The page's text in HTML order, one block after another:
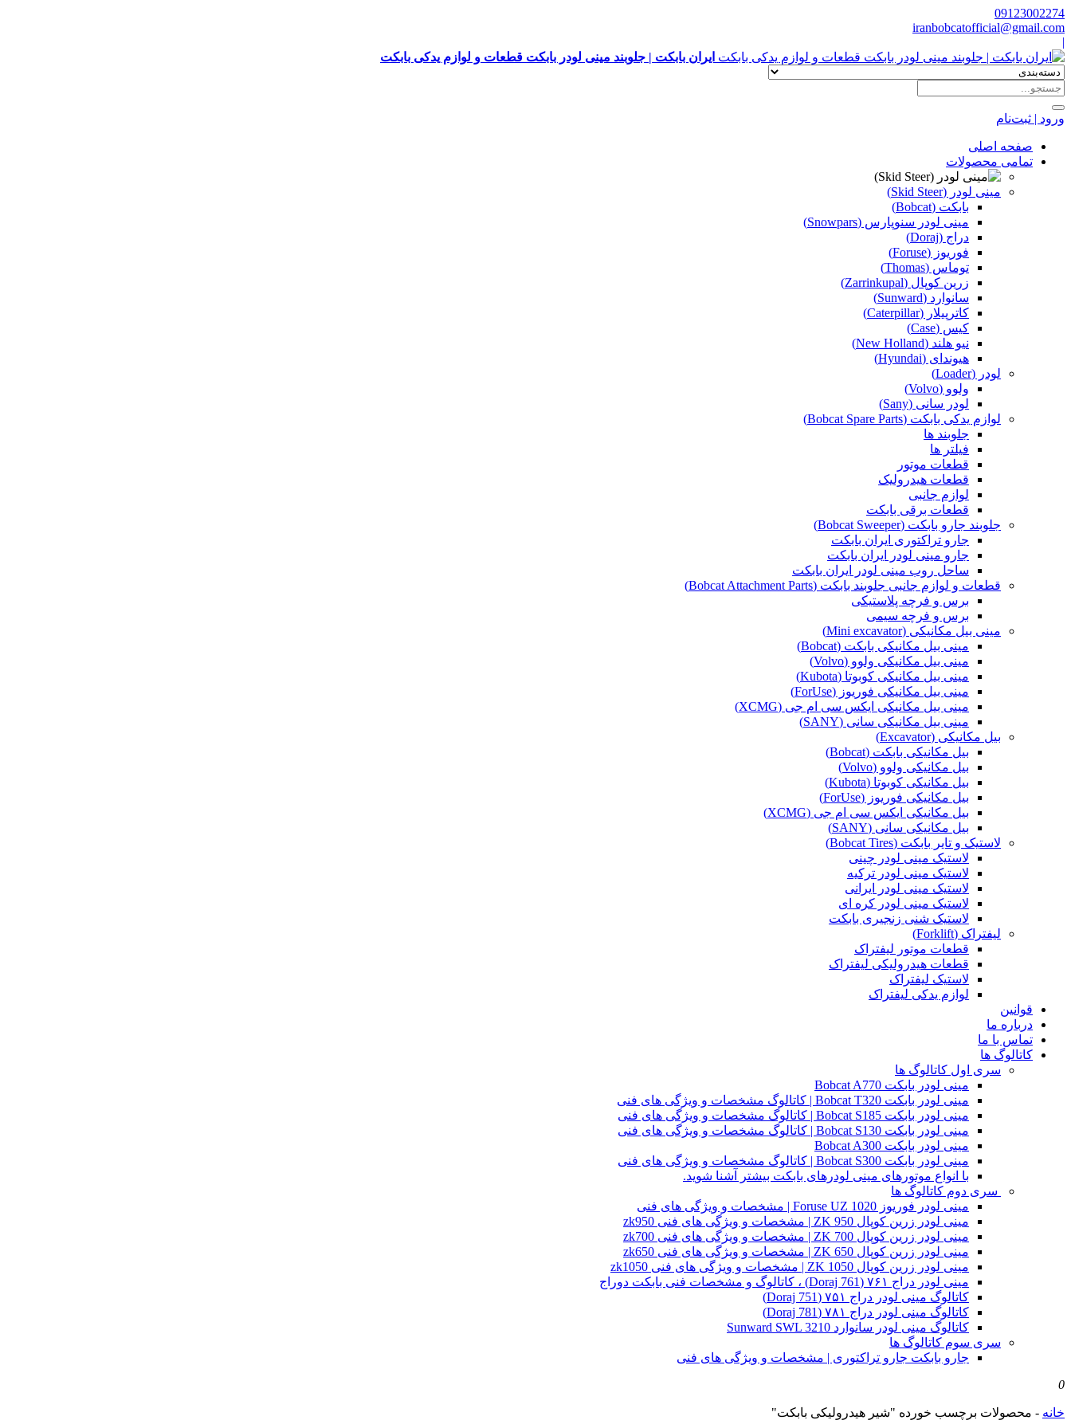
09123002274
iranbobcatofficial@gmail.com
|
ایران بابکت | جلوبند مینی لودر بابکت قطعات و لوازم یدکی بابکت
ورود | ثبت‌نام
صفحه اصلی
تمامی محصولات
مینی لودر (Skid Steer)
بابکت (Bobcat)
مینی لودر سنوپارس (Snowpars)
دراج (Doraj)
فوریوز (Foruse)
توماس (Thomas)
زرین کوپال (Zarrinkupal)
سانوارد (Sunward)
کاترپیلار (Caterpillar)
کیس (Case)
نیو هلند (New Holland)
هیوندای (Hyundai)
لودر (Loader)
ولوو (Volvo)
لودر سانی (Sany)
لوازم یدکی بابکت (Bobcat Spare Parts)
جلوبند ها
فیلتر ها
قطعات موتور
قطعات هیدرولیک
لوازم جانبی
قطعات برقی بابکت
جلوبند جارو بابکت (Bobcat Sweeper)
جارو تراکتوری ایران بابکت
جارو مینی لودر ایران بابکت
ساحل روب مینی لودر ایران بابکت
قطعات و لوازم جانبی جلوبند بابکت (Bobcat Attachment Parts)
برس و فرچه پلاستیکی
برس و فرچه سیمی
مینی بیل مکانیکی (Mini excavator)
مینی بیل مکانیکی بابکت (Bobcat)
مینی بیل مکانیکی ولوو (Volvo)
مینی بیل مکانیکی کوبوتا (Kubota)
مینی بیل مکانیکی فوریوز (ForUse)
مینی بیل مکانیکی ایکس سی ام جی (XCMG)
مینی بیل مکانیکی سانی (SANY)
بیل مکانیکی (Excavator)
بیل مکانیکی بابکت (Bobcat)
بیل مکانیکی ولوو (Volvo)
بیل مکانیکی کوبوتا (Kubota)
بیل مکانیکی فوریوز (ForUse)
بیل مکانیکی ایکس سی ام جی (XCMG)
بیل مکانیکی سانی (SANY)
لاستیک و تایر بابکت (Bobcat Tires)
لاستیک مینی لودر چینی
لاستیک مینی لودر ترکیه
لاستیک مینی لودر ایرانی
لاستیک مینی لودر کره ای
لاستیک شنی زنجیری بابکت
لیفتراک (Forklift)
قطعات موتور لیفتراک
قطعات هیدرولیکی لیفتراک
لاستیک لیفتراک
لوازم یدکی لیفتراک
قوانین
درباره ما
تماس با ما
کاتالوگ ها
سری اول کاتالوگ ها
مینی لودر بابکت Bobcat A770
مینی لودر بابکت Bobcat T320 | کاتالوگ مشخصات و ویژگی های فنی
مینی لودر بابکت Bobcat S185 | کاتالوگ مشخصات و ویژگی های فنی
مینی لودر بابکت Bobcat S130 | کاتالوگ مشخصات و ویژگی های فنی
مینی لودر بابکت Bobcat A300
مینی لودر بابکت Bobcat S300 | کاتالوگ مشخصات و ویژگی های فنی
با انواع موتورهای مینی لودرهای بابکت بیشتر آشنا شوید.
سری دوم کاتالوگ ها
مینی لودر فوریوز Foruse UZ 1020 | مشخصات و ویژگی های فنی
مینی لودر زرین کوپال ZK 950 | مشخصات و ویژگی های فنی zk950
مینی لودر زرین کوپال ZK 700 | مشخصات و ویژگی های فنی zk700
مینی لودر زرین کوپال ZK 650 | مشخصات و ویژگی های فنی zk650
مینی لودر زرین کوپال ZK 1050 | مشخصات و ویژگی های فنی zk1050
مینی لودر دراج ۷۶۱ (Doraj 761) ، کاتالوگ و مشخصات فنی بابکت دوراج
کاتالوگ مینی لودر دراج ۷۵۱ (Doraj 751)
کاتالوگ مینی لودر دراج ۷۸۱ (Doraj 781)
کاتالوگ مینی لودر سانوارد Sunward SWL 3210
سری سوم کاتالوگ ها
جارو بابکت جارو تراکتوری | مشخصات و ویژگی های فنی
0
خانه - محصولات برچسب خورده "شیر هیدرولیکی بابکت"